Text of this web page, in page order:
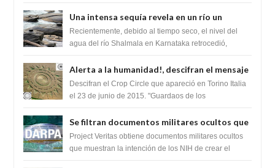
Una intensa sequía revela en un río un
impresionante hallazgo de miles de Shiva
Lingas
Recientemente, debido al tiempo seco, el nivel del
agua del río Shalmala en Karnataka retrocedió,
Alerta a la humanidad!, descifran el mensaje
del Crop Circle de Torino ,Italia
Descifran el Crop Circle que apareció en Torino Italia
el 23 de junio de 2015. "Guardaos de los
Se filtran documentos militares ocultos que
muestran la intención de los NIH de crear el
SARS-CoV-2, utilizando la investigación de
Project Veritas obtiene documentos militares ocultos
que muestran la intención de los NIH de crear el